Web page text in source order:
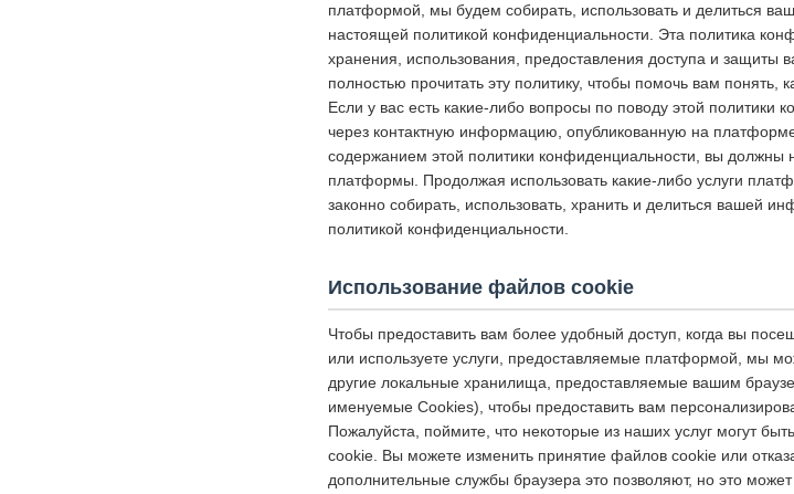
платформой, мы будем собирать, использовать и делиться
настоящей политикой конфиденциальности. Эта политика
хранения, использования, предоставления доступа и
полностью прочитать эту политику, чтобы помочь вам понять,
Если у вас есть какие-либо вопросы по поводу этой политики
через контактную информацию, опубликованную на
содержанием этой политики конфиденциальности, вы должны
платформы. Продолжая использовать какие-либо услуги
законно собирать, использовать, хранить и делиться вашей
политикой конфиденциальности.
Использование файлов cookie
Чтобы предоставить вам более удобный доступ, когда вы
или используете услуги, предоставляемые платформой, мы
другие локальные хранилища, предоставляемые вашим
именуемые Cookies), чтобы предоставить вам
Пожалуйста, поймите, что некоторые из наших услуг могут
cookie. Вы можете изменить принятие файлов cookie или
дополнительные службы браузера это позволяют, но это